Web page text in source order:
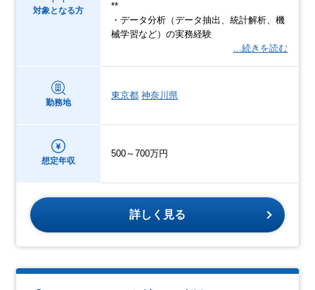
対象となる方
**
・データ分析（データ抽出、統計解析、機
械学習など）の実務経験
…続きを読む
勤務地
東京都 神奈川県
想定年収
500～700万円
詳しく見る